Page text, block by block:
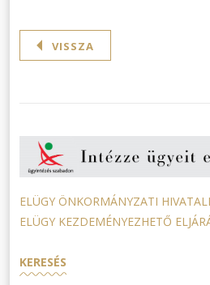
VISSZA
ELÜGY ÖNKORMÁNYZATI
ELÜGY KEZDEMÉNYEZHETŐ
KERESÉS